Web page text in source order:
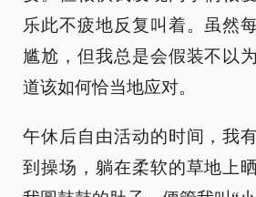
乐此不疲地反复叫着。虽然
尴尬，但我总是会假装不以
道该如何恰当地应对。
午休后自由活动的时间，我
到操场，躺在柔软的草地上